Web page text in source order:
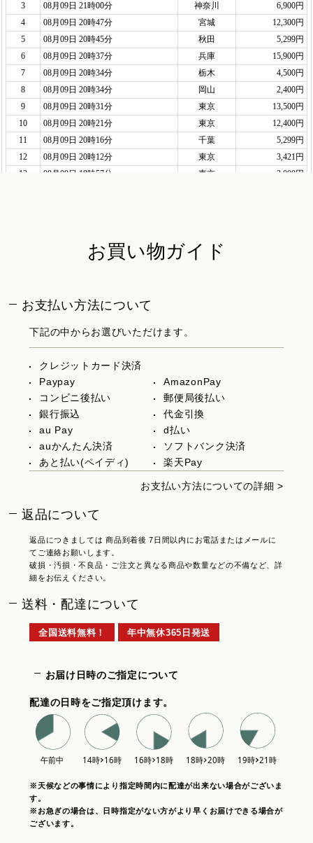
お買い物ガイド
お支払い方法について
下記の中からお選びいただけます。
クレジットカード決済
Paypay
AmazonPay
コンビニ後払い
郵便局後払い
銀行振込
代金引換
au Pay
d払い
auかんたん決済
ソフトバンク決済
あと払い(ペイディ)
楽天Pay
お支払い方法についての詳細 >
返品について
返品につきましては 商品到着後 7日間以内にお電話またはメールに
てご連絡お願いします。
破損・汚損・不良品・ご注文と異なる商品や数量などの不備など、詳
細をお伝えください。
送料・配達について
全国送料無料！ 年中無休365日発送
お届け日時のご指定について
配達の日時をご指定頂けます。
※天候などの事情により指定時間内に配達が出来ない場合がございま
す。
※お急ぎの場合は、日時指定がない方がより早くお届けできる場合が
ございます。